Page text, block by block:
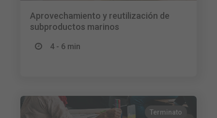
Aprovechamiento y reutilización de
subproductos marinos
4 - 6 min
Terminato